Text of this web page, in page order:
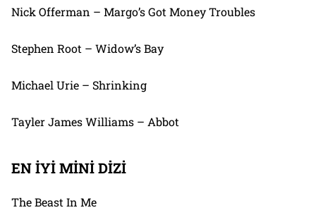
Nick Offerman – Margo’s Got Money Troubles
Stephen Root – Widow’s Bay
Michael Urie – Shrinking
Tayler James Williams – Abbot
EN İYİ MİNİ DİZİ
The Beast In Me